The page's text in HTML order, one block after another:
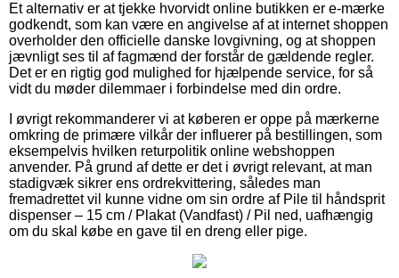
Et alternativ er at tjekke hvorvidt online butikken er e-mærke
godkendt, som kan være en angivelse af at internet shoppen
overholder den officielle danske lovgivning, og at shoppen
jævnligt ses til af fagmænd der forstår de gældende regler.
Det er en rigtig god mulighed for hjælpende service, for så
vidt du møder dilemmaer i forbindelse med din ordre.
I øvrigt rekommanderer vi at køberen er oppe på mærkerne
omkring de primære vilkår der influerer på bestillingen, som
eksempelvis hvilken returpolitik online webshoppen
anvender. På grund af dette er det i øvrigt relevant, at man
stadigvæk sikrer ens ordrekvittering, således man
fremadrettet vil kunne vidne om sin ordre af Pile til håndsprit
dispenser – 15 cm / Plakat (Vandfast) / Pil ned, uafhængig
om du skal købe en gave til en dreng eller pige.